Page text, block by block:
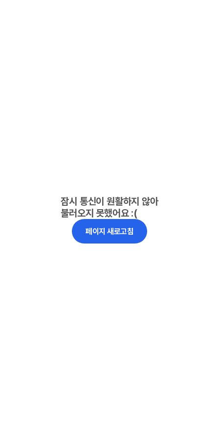
잠시 통신이 원활하지 않아
불러오지 못했어요 :(
페이지 새로고침